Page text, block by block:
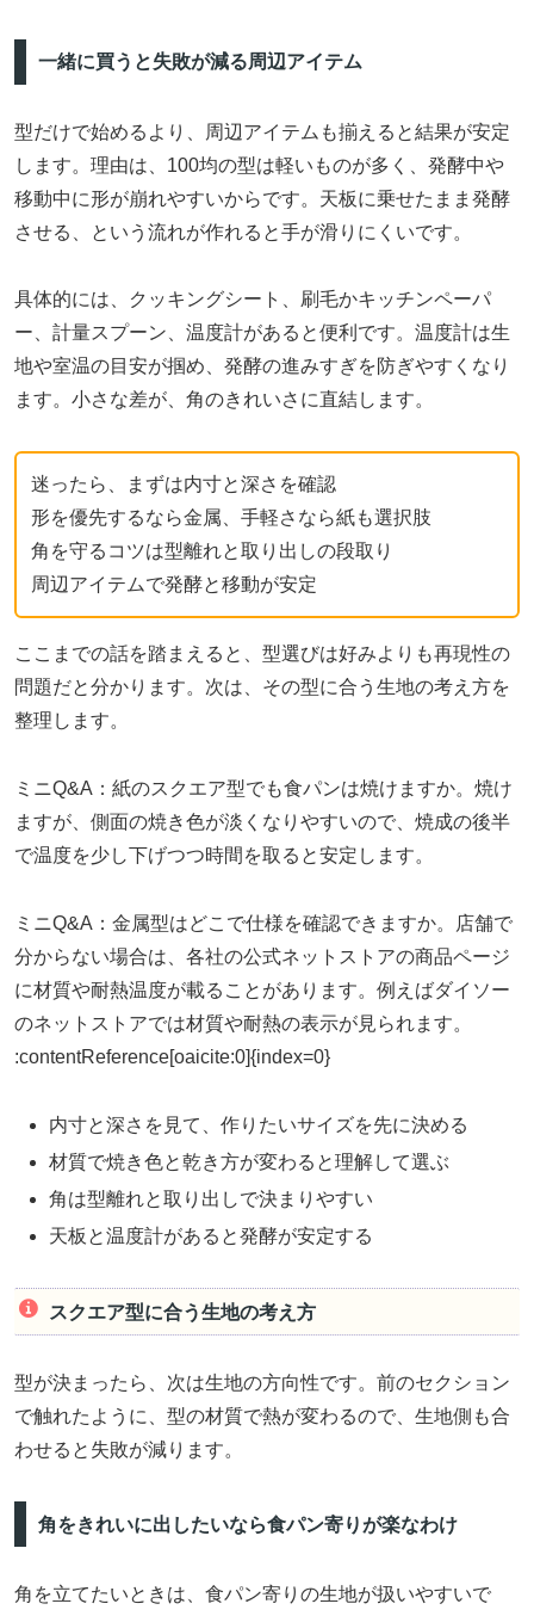
一緒に買うと失敗が減る周辺アイテム
型だけで始めるより、周辺アイテムも揃えると結果が安定
します。理由は、100均の型は軽いものが多く、発酵中や
移動中に形が崩れやすいからです。天板に乗せたまま発酵
させる、という流れが作れると手が滑りにくいです。
具体的には、クッキングシート、刷毛かキッチンペーパ
ー、計量スプーン、温度計があると便利です。温度計は生
地や室温の目安が掴め、発酵の進みすぎを防ぎやすくなり
ます。小さな差が、角のきれいさに直結します。
迷ったら、まずは内寸と深さを確認
形を優先するなら金属、手軽さなら紙も選択肢
角を守るコツは型離れと取り出しの段取り
周辺アイテムで発酵と移動が安定
ここまでの話を踏まえると、型選びは好みよりも再現性の
問題だと分かります。次は、その型に合う生地の考え方を
整理します。
ミニQ&A：紙のスクエア型でも食パンは焼けますか。焼け
ますが、側面の焼き色が淡くなりやすいので、焼成の後半
で温度を少し下げつつ時間を取ると安定します。
ミニQ&A：金属型はどこで仕様を確認できますか。店舗で
分からない場合は、各社の公式ネットストアの商品ページ
に材質や耐熱温度が載ることがあります。例えばダイソー
のネットストアでは材質や耐熱の表示が見られます。
:contentReference[oaicite:0]{index=0}
内寸と深さを見て、作りたいサイズを先に決める
材質で焼き色と乾き方が変わると理解して選ぶ
角は型離れと取り出しで決まりやすい
天板と温度計があると発酵が安定する
スクエア型に合う生地の考え方
型が決まったら、次は生地の方向性です。前のセクション
で触れたように、型の材質で熱が変わるので、生地側も合
わせると失敗が減ります。
角をきれいに出したいなら食パン寄りが楽なわけ
角を立てたいときは、食パン寄りの生地が扱いやすいで